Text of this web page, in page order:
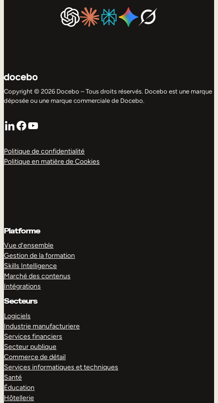
Copyright © 2026 Docebo – Tous droits réservés. Docebo est une marque
déposée ou une marque commerciale de Docebo.
LinkedIn
Facebook
YouTube
Politique de confidentialité
Politique en matière de Cookies
Platforme
Vue d’ensemble
Gestion de la formation
Skills Intelligence
Marché des contenus
Intégrations
Secteurs
Logiciels
Industrie manufacturiere
Services financiers
Secteur publique
Commerce de détail
Services informatiques et techniques
Santé
Éducation
Hôtellerie